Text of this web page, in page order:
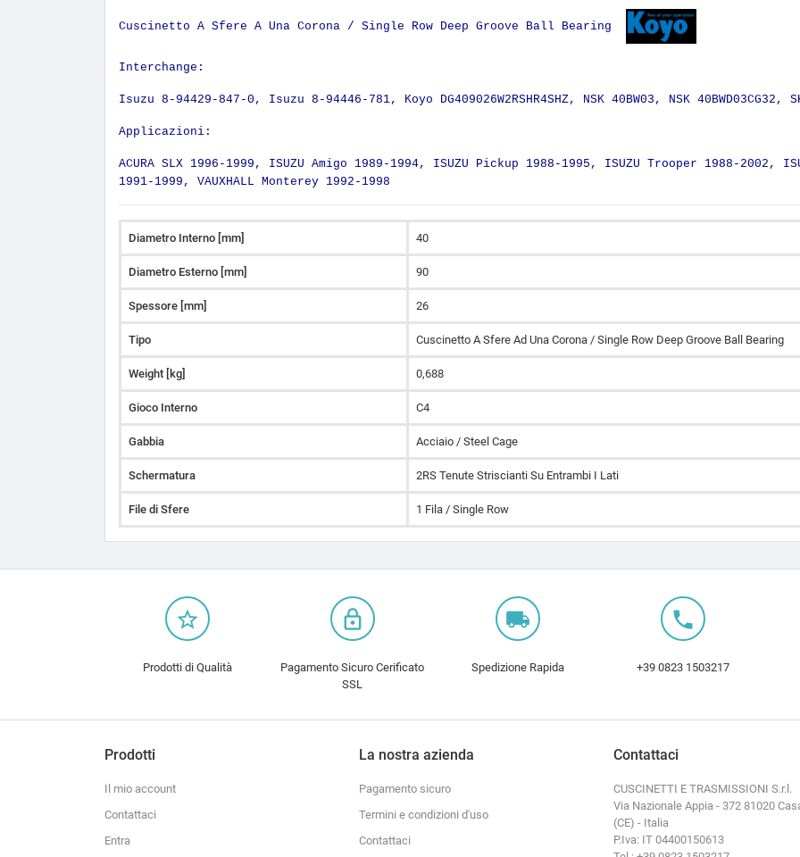
Cuscinetto A Sfere A Una Corona / Single Row Deep Groove Ball Bearing
Interchange:
Isuzu 8-94429-847-0, Isuzu 8-94446-781, Koyo DG409026W2RSHR4SHZ, NSK 40BW03, NSK
Applicazioni:
ACURA SLX 1996-1999, ISUZU Amigo 1989-1994, ISUZU Pickup 1988-1995, ISUZU Trooper 1988-2002,
1991-1999, VAUXHALL Monterey 1992-1998
Diametro Interno [mm] 40
Diametro Esterno [mm] 90
Spessore [mm] 26
Tipo Cuscinetto A Sfere Ad Una Corona / Single Row Deep Groove Ball Bearing
Weight [kg] 0,688
Gioco Interno C4
Gabbia Acciaio / Steel Cage
Schermatura 2RS Tenute Striscianti Su Entrambi I Lati
File di Sfere 1 Fila / Single Row
star_border
Prodotti di Qualità
lock_outline
Pagamento Sicuro Cerificato
SSL
local_shipping
Spedizione Rapida
local_phone
+39 0823 1503217
Prodotti
Il mio account
Contattaci
Entra
La nostra azienda
Pagamento sicuro
Termini e condizioni d'uso
Contattaci
Contattaci
CUSCINETTI E TRASMISSIONI S.r.l.
Via Nazionale Appia - 372 81020
(CE) - Italia
P.Iva: IT 04400150613